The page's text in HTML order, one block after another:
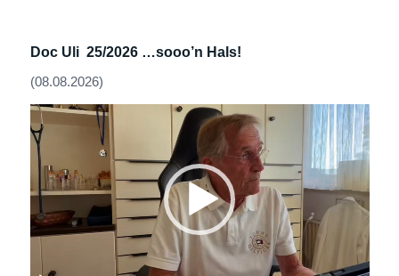
Doc Uli 25/2026 …sooo’n Hals!
(08.08.2026)